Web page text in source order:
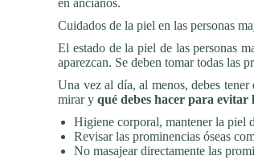
Cuidados de la piel en las personas
El estado de la piel de las personas
aparezcan. Se deben tomar todas las
Una vez al día, al menos, debes
mirar y qué debes hacer para evitar
Higiene corporal, mantener la piel
Revisar las prominencias óseas
No masajear directamente las